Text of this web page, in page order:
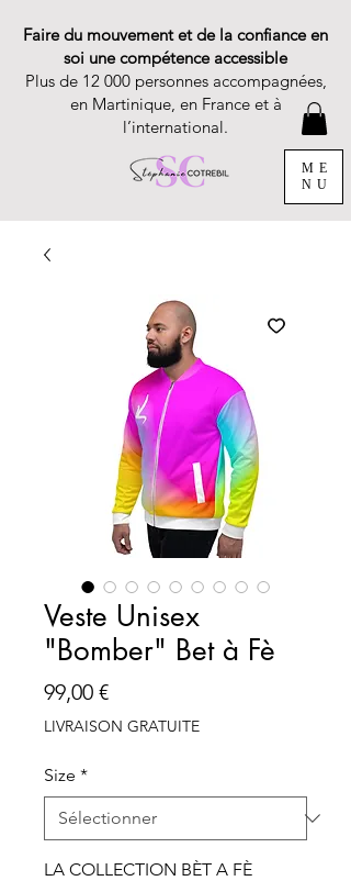
Faire du mouvement et de la confiance en
soi une compétence accessible
Plus de 12 000 personnes accompagnées,
en Martinique, en France et à
l’international.
ME
NU
Veste Unisex
"Bomber" Bet à Fè
99,00 €Prix
LIVRAISON GRATUITE
Size *
LA COLLECTION BÈT A FÈ